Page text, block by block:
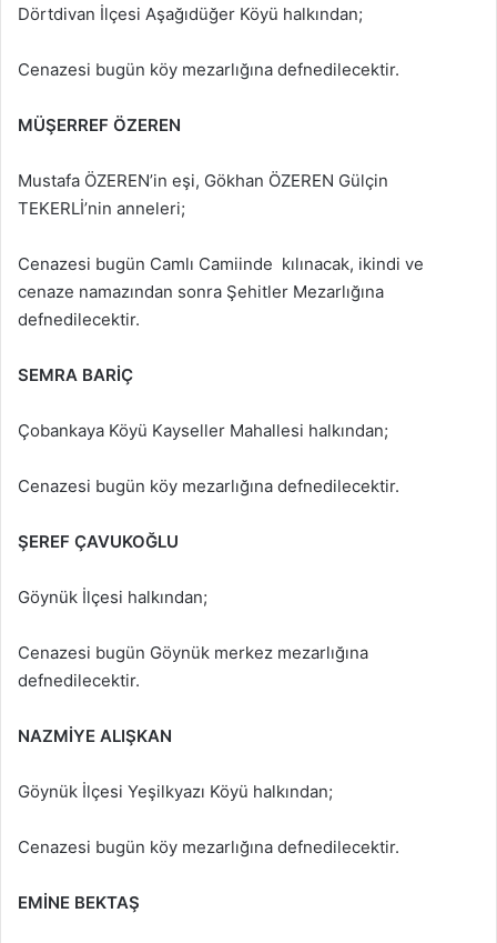
Dörtdivan İlçesi Aşağıdüğer Köyü halkından;
Cenazesi bugün köy mezarlığına defnedilecektir.
MÜŞERREF ÖZEREN
Mustafa ÖZEREN’in eşi, Gökhan ÖZEREN Gülçin
TEKERLİ’nin anneleri;
Cenazesi bugün Camlı Camiinde kılınacak, ikindi ve
cenaze namazından sonra Şehitler Mezarlığına
defnedilecektir.
SEMRA BARİÇ
Çobankaya Köyü Kayseller Mahallesi halkından;
Cenazesi bugün köy mezarlığına defnedilecektir.
ŞEREF ÇAVUKOĞLU
Göynük İlçesi halkından;
Cenazesi bugün Göynük merkez mezarlığına
defnedilecektir.
NAZMİYE ALIŞKAN
Göynük İlçesi Yeşilkyazı Köyü halkından;
Cenazesi bugün köy mezarlığına defnedilecektir.
EMİNE BEKTAŞ